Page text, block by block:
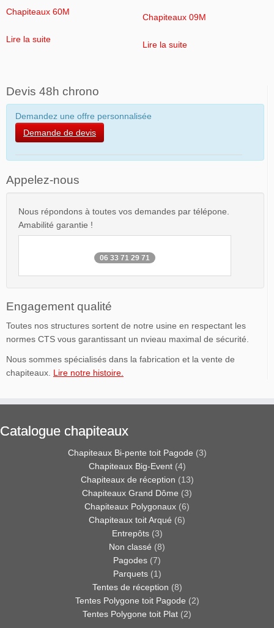
Chapiteaux 60M
Lire la suite
Chapiteaux 09M
Lire la suite
Devis 48h chrono
Demandez une offre personnalisée
Demande de devis
Appelez-nous
Nous répondons à toutes vos demandes par télépone.
Amabilité garantie !
06 33 71 29 71
Engagement qualité
Toutes nos structures sortent de notre usine en respectant les
normes CTS vous garantissant un nvieau maximal de sécurité.
Nous sommes spécialisés dans la fabrication et la vente de
chapiteaux. Lire notre histoire.
Catalogue chapiteaux
Chapiteaux Bi-pente toit Pagode (3)
Chapiteaux Big-Event (4)
Chapiteaux de réception (13)
Chapiteaux Grand Dôme (3)
Chapiteaux Polygonaux (6)
Chapiteaux toit Arqué (6)
Entrepôts (3)
Non classé (8)
Pagodes (7)
Parquets (1)
Tentes de réception (8)
Tentes Polygone toit Pagode (2)
Tentes Polygone toit Plat (2)